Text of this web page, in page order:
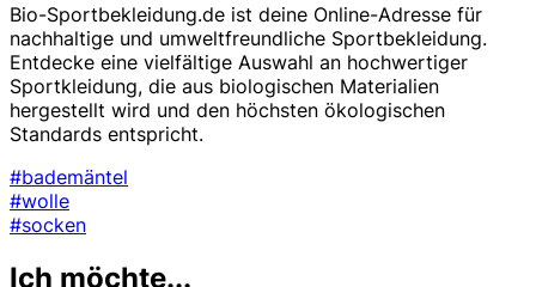
Bio-Sportbekleidung.de ist deine Online-Adresse für
nachhaltige und umweltfreundliche Sportbekleidung.
Entdecke eine vielfältige Auswahl an hochwertiger
Sportkleidung, die aus biologischen Materialien
hergestellt wird und den höchsten ökologischen
Standards entspricht.
#bademäntel
#wolle
#socken
Ich möchte...